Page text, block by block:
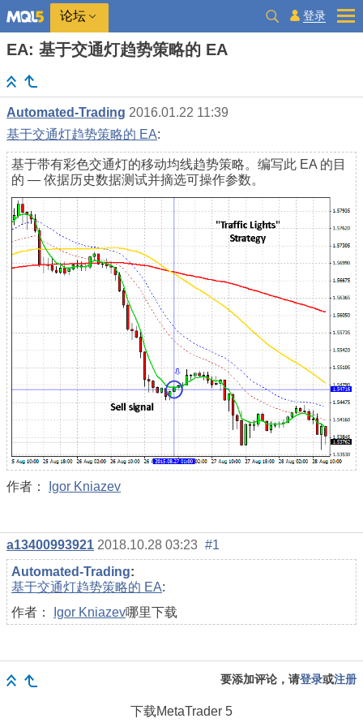
论坛 登录
EA: 基于交通灯趋势策略的 EA
Automated-Trading 2016.01.22 11:39
基于交通灯趋势策略的 EA:
基于带有彩色交通灯的移动均线趋势策略。编写此 EA 的目
的 — 依据历史数据测试并摘选可操作参数。
作者： Igor Kniazev
a13400993921 2018.10.28 03:23 #1
Automated-Trading:
基于交通灯趋势策略的 EA:
作者：
Igor Kniazev哪里下载
要添加评论，请登录或注册
下载MetaTrader 5